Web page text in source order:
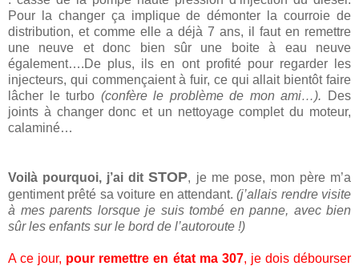
Pour la changer ça implique de démonter la courroie de
distribution, et comme elle a déjà 7 ans, il faut en remettre
une neuve et donc bien sûr une boite à eau neuve
également….De plus, ils en ont profité pour regarder les
injecteurs, qui commençaient à fuir, ce qui allait bientôt faire
lâcher le turbo (confère le problème de mon ami…). Des
joints à changer donc et un nettoyage complet du moteur,
calaminé…
Voilà pourquoi, j’ai ditSTOP, je me pose, mon père m’a
gentiment prêté sa voiture en attendant.(j’allais rendre visite
à mes parents lorsque je suis tombé en panne, avec bien
sûr les enfants sur le bord de l’autoroute !)
A ce jour, pour remettre en état ma 307, je dois débourser